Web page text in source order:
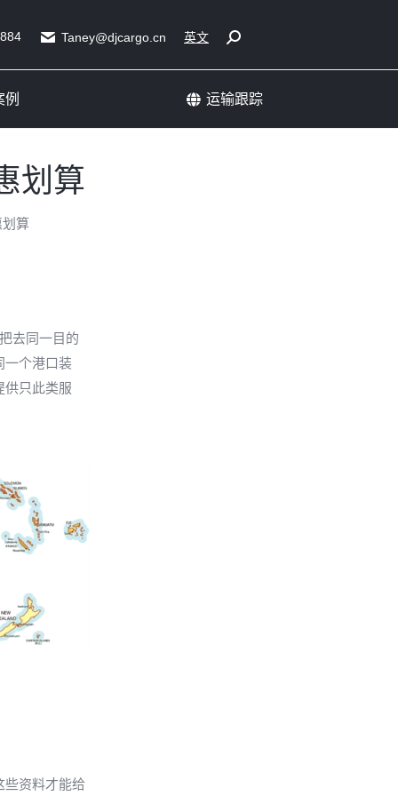
Taney@djcargo.cn 英文 Search:
运输跟踪
划算
算
去同一目的
一个港口装
供只此类服
资料才能给
运输成功案例